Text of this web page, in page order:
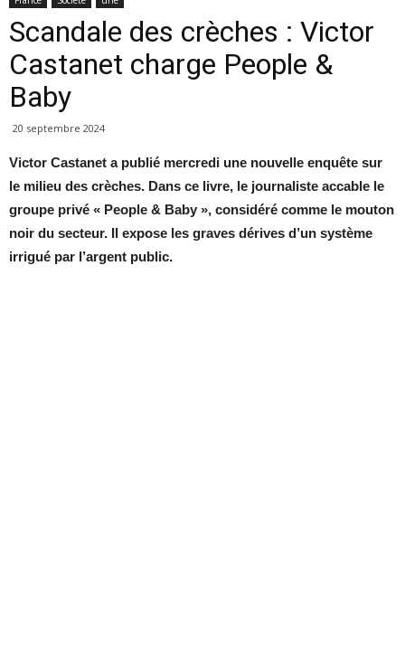
Scandale des crèches : Victor
Castanet charge People &
Baby
20 septembre 2024
Victor Castanet a publié mercredi une nouvelle enquête sur
le milieu des crèches. Dans ce livre, le journaliste accable le
groupe privé « People & Baby », considéré comme le mouton
noir du secteur. Il expose les graves dérives d’un système
irrigué par l’argent public.